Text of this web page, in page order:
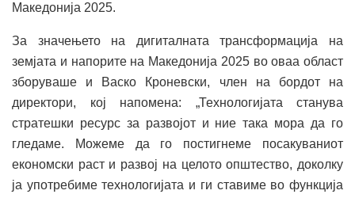
Македонија 2025.
За значењето на дигиталната трансформација на
земјата и напорите на Македонија 2025 во оваа област
зборуваше и Васко Кроневски, член на бордот на
директори, кој напомена: „Технологијата станува
стратешки ресурс за развојот и ние така мора да го
гледаме. Можеме да го постигнеме посакуваниот
економски раст и развој на целото општество, доколку
ја употребиме технологијата и ги ставиме во функција